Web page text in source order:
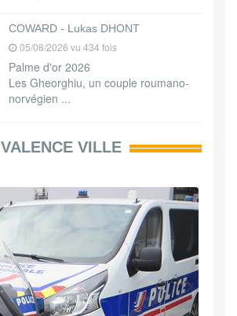
COWARD - Lukas DHONT
05/08/2026 vu 434 fois
Palme d'or 2026
Les Gheorghiu, un couple roumano-
norvégien ...
VALENCE VILLE